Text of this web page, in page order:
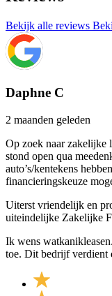
Bekijk alle reviews
Daphne C
2 maanden geleden
Op zoek naar zakelijke
stond open qua
auto’s/kentekens
financieringskeuze
Uiterst vriendelijk en
uiteindelijke Zakelijke
Ik wens
toe. Dit bedrijf verdient